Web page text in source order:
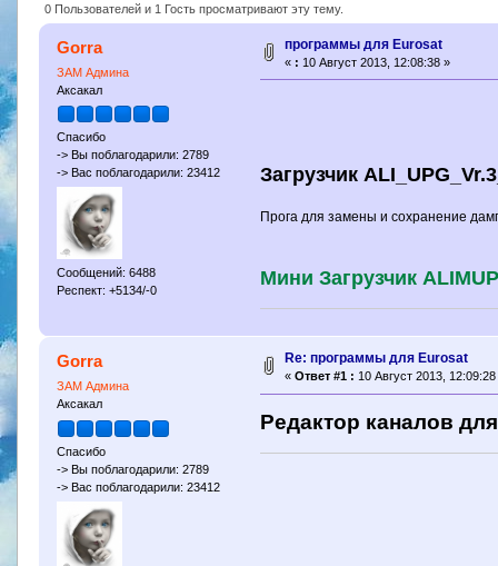
0 Пользователей и 1 Гость просматривают эту тему.
Gorra
ЗАМ Админа
Аксакал
Спасибо
-> Вы поблагодарили: 2789
-> Вас поблагодарили: 23412
Сообщений: 6488
Респект: +5134/-0
программы для Еurosat
« : 10 Август 2013, 12:08:38 »
Загрузчик
Прога для замены и сохранение
Мини Загрузчик
Gorra
ЗАМ Админа
Аксакал
Спасибо
-> Вы поблагодарили: 2789
-> Вас поблагодарили: 23412
Re: программы для Еurosat
« Ответ #1 : 10 Август 2013, 12:09:28
Редактор каналов